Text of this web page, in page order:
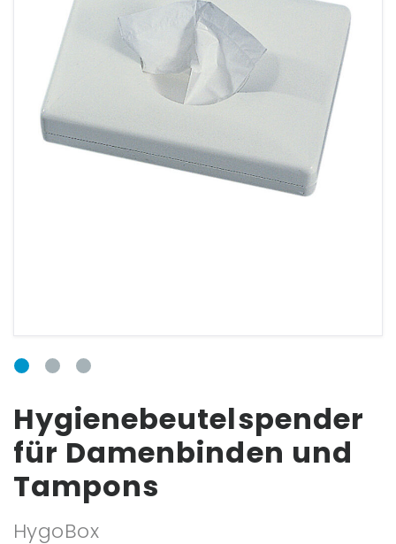
Hygienebeutelspender
für Damenbinden und
Tampons
HygoBox
ANSCHLUSSFORM
Passwort vergessen?